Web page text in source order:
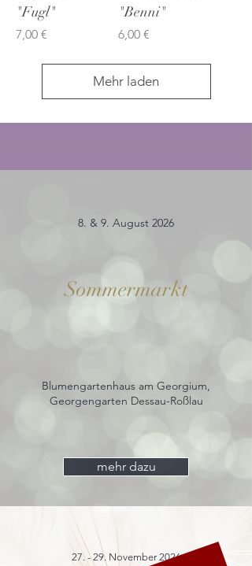
"Fugl"
Preis
7,00 €
"Benni"
Preis
6,00 €
Mehr laden
8. & 9. August 2026
Sommermarkt
Blumengartenhaus am Georgium,
Georgengarten Dessau-Roßlau
mehr dazu
27. - 29. November 2026